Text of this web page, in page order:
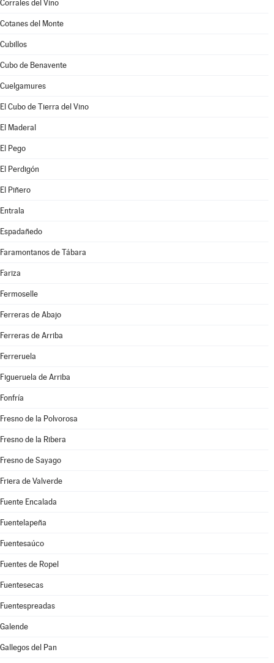
Corrales del Vino
Cotanes del Monte
Cubillos
Cubo de Benavente
Cuelgamures
El Cubo de Tierra del Vino
El Maderal
El Pego
El Perdigón
El Piñero
Entrala
Espadañedo
Faramontanos de Tábara
Fariza
Fermoselle
Ferreras de Abajo
Ferreras de Arriba
Ferreruela
Figueruela de Arriba
Fonfría
Fresno de la Polvorosa
Fresno de la Ribera
Fresno de Sayago
Friera de Valverde
Fuente Encalada
Fuentelapeña
Fuentesaúco
Fuentes de Ropel
Fuentesecas
Fuentespreadas
Galende
Gallegos del Pan